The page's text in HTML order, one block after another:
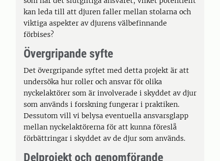
kan leda till att djuren faller mellan stolarna och
viktiga aspekter av djurens välbefinnande
förbises?
Övergripande syfte
Det övergripande syftet med detta projekt är att
undersöka hur roller och ansvar för olika
nyckelaktörer som är involverade i skyddet av djur
som används i forskning fungerar i praktiken.
Dessutom vill vi belysa eventuella ansvarsglapp
mellan nyckelaktörerna för att kunna föreslå
förbättringar i skyddet av de djur som används.
Delprojekt och genomförande